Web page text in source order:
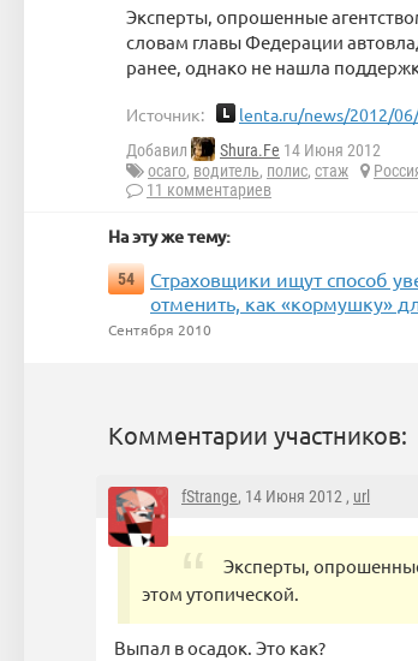
Эксперты, опрошенные
словам главы Федерации
ранее, однако не нашла
Источник: lenta.ru/news/2012/
Добавил Shura.Fe 14 Июня 2012
осаго, водитель, полис, стаж
11 комментариев
На эту же тему:
54
Страховщики ищут способ
отменить, как «кормушку»
Сентября 2010
Комментарии участников:
fStrange, 14 Июня 2012 , url
Эксперты,
этом утопической.
Выпал в осадок. Это как?